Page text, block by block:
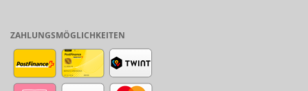
ZAHLUNGSMÖGLICHKEITEN